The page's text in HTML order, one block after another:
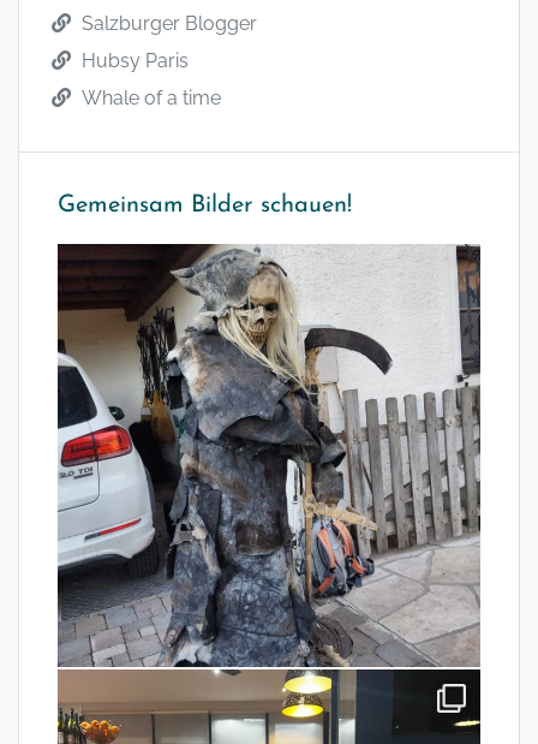
Salzburger Blogger
Hubsy Paris
Whale of a time
Gemeinsam Bilder schauen!